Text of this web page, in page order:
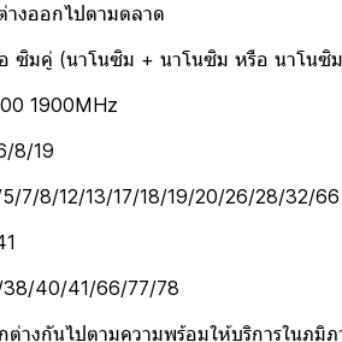
งออกไปตามตลาด
อ ซิมคู่ (นาโนซิม + นาโนซิม หรือ นาโนซิ
1900MHz
8/19
7/8/12/13/17/18/19/20/26/28/32/66
40/41/66/77/78
างกันไปตามความพร้อมให้บริการในภูมิ